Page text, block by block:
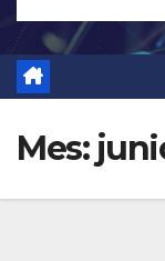
Mes: